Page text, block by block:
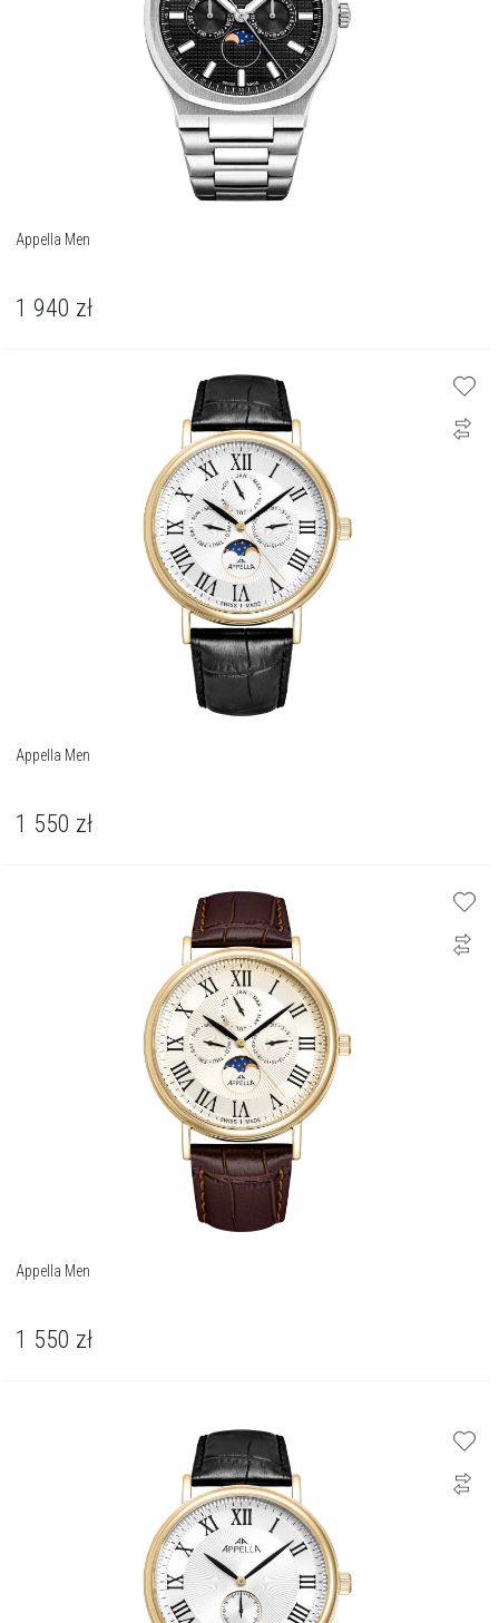
Appella Men
1 940 zł
Appella Men
1 550 zł
Appella Men
1 550 zł